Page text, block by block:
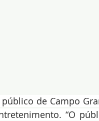
de Campo
“O